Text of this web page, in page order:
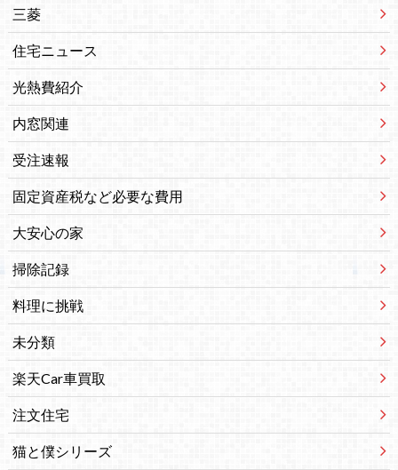
三菱
住宅ニュース
光熱費紹介
内窓関連
受注速報
固定資産税など必要な費用
大安心の家
掃除記録
料理に挑戦
未分類
楽天Car車買取
注文住宅
猫と僕シリーズ